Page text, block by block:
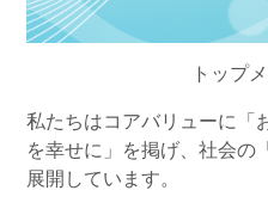
トップ
私たちはコアバリューに「
を幸せに」を掲げ、社会の
展開しています。